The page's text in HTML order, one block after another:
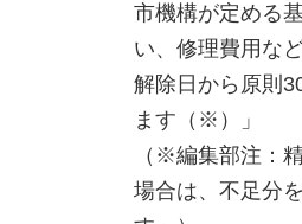
市機構が定める
い、修理費用な
解除日から原則
ます（※）」
（※編集部注：
場合は、不足分